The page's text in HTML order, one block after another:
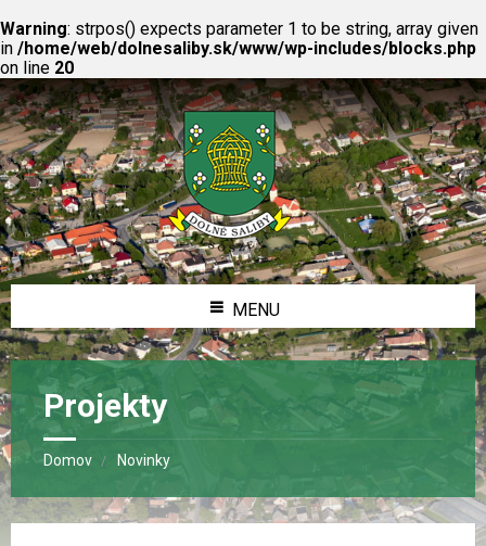
Warning: strpos() expects parameter 1 to be string, array given
in /home/web/dolnesaliby.sk/www/wp-includes/blocks.php
on line 20
MENU
Projekty
Domov Novinky